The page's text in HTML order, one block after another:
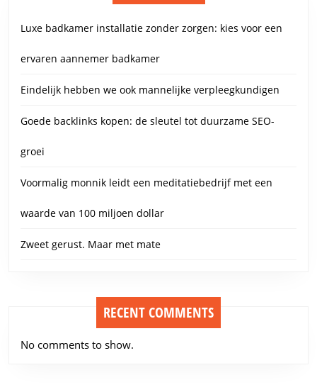
Luxe badkamer installatie zonder zorgen: kies voor een
ervaren aannemer badkamer
Eindelijk hebben we ook mannelijke verpleegkundigen
Goede backlinks kopen: de sleutel tot duurzame SEO-
groei
Voormalig monnik leidt een meditatiebedrijf met een
waarde van 100 miljoen dollar
Zweet gerust. Maar met mate
RECENT COMMENTS
No comments to show.